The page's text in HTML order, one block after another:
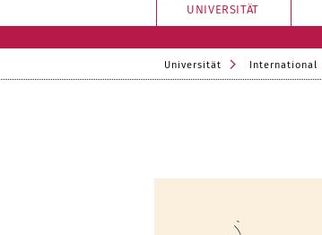
UNIVERSITÄT
Universität International